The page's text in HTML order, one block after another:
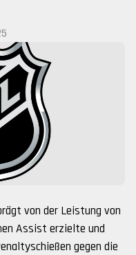
von der Leistung von
Assist erzielte und
gegen die